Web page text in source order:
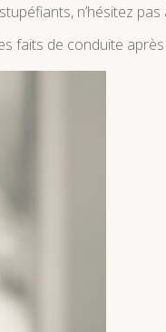
n’hésitez
faits de conduite